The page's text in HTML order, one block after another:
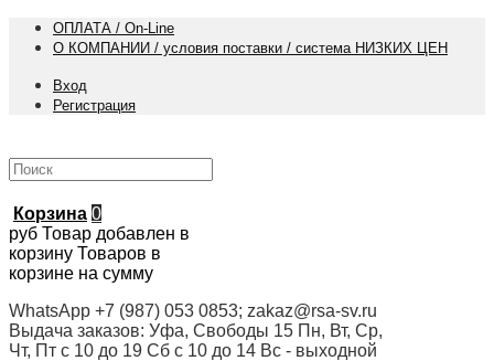
ОПЛАТА / On-Line
О КОМПАНИИ / условия поставки / система НИЗКИХ ЦЕН
Вход
Регистрация
Корзина 0
руб Товар добавлен в
корзину Товаров в
корзине на сумму
WhatsApp +7 (987) 053 0853; zakaz@rsa-sv.ru
Выдача заказов: Уфа, Свободы 15 Пн, Вт, Ср,
Чт, Пт с 10 до 19 Сб с 10 до 14 Вс - выходной